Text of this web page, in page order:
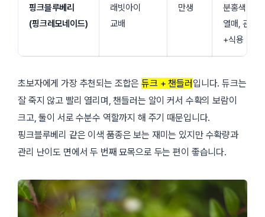
핑크블루베리
(핑크레모네이드)
래빗아이
교배
만생
분홍색
열매, 관상
+식용
초보자에게 가장 추천되는 조합은듀크 + 챈들러 입니다. 듀크는
잘 죽지 않고 빨리 열리며, 챈들러는 알이 커서 수확의 보람이
크고, 둘이 서로 수분수 역할까지 해 주기 때문입니다.
핑크블루베리 같은 이색 품종은 보는 재미는 있지만 수확량과
관리 난이도 면에서 두 번째 묘목으로 두는 편이 좋습니다.